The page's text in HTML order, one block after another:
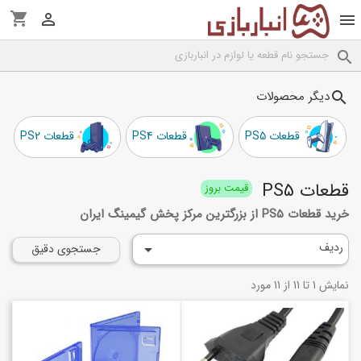

shopping_cart


searchدیگر محصولات
قطعات PS5 قطعات PS4 قطعات PS2
قطعات PS5 قیمت بروز
خرید قطعات PS5 از بزرگترین مرکز پخش گیمینگ ایران
ردیف  جستجوی دقیق
نمایش 1 تا 11 از 11 مورد